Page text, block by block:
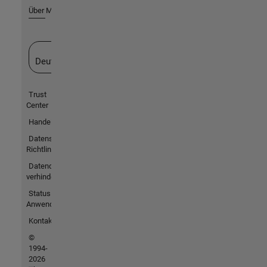
Über MathWorks
Deutschland
Trust
Center
Handelsmarken
Datenschutz-
Richtlinien
Datendiebstahl
verhindern
Status von
Anwendungen
Kontakt
©
1994-
2026